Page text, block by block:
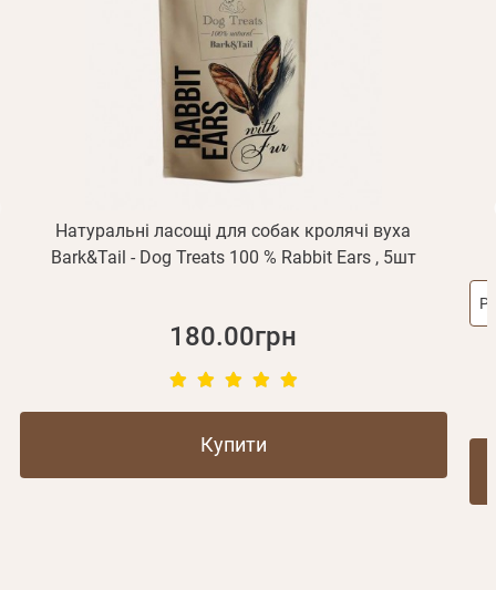
Натуральні ласощі для собак кролячі вуха
Bark&Tail - Dog Treats 100 % Rabbit Ears , 5шт
180.00грн
Купити
Відправити
Реєстрація
або з допомогою
Отримувати повідомлення про новинки, знижки, акції
Відправити
Згадали пароль?
підтвердження реєстрації.
Не прийшов лист? Повторити відправку
обліковий запис не підтверджена